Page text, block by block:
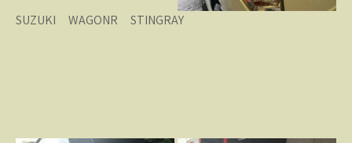
SUZUKI WAGONR STINGRAY